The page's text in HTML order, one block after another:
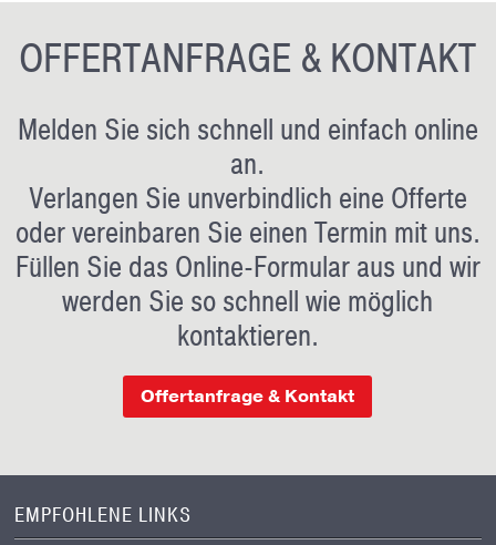
OFFERTANFRAGE & KONTAKT
Melden Sie sich schnell und einfach online
an.
Verlangen Sie unverbindlich eine Offerte
oder vereinbaren Sie einen Termin mit uns.
Füllen Sie das Online-Formular aus und wir
werden Sie so schnell wie möglich
kontaktieren.
Offertanfrage & Kontakt
EMPFOHLENE LINKS